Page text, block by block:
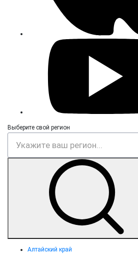
Выберите свой регион
Алтайский край